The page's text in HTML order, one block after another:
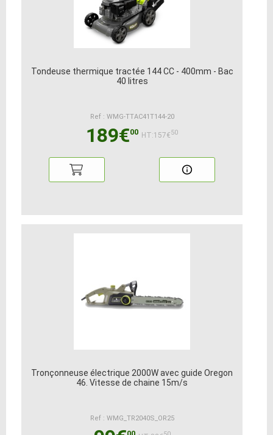
Tondeuse thermique tractée 144 CC - 400mm - Bac
40 litres
Ref : WMG-TTAC41T144-20
189€00 HT:157€50
Tronçonneuse électrique 2000W avec guide Oregon
46. Vitesse de chaine 15m/s
Ref : WMG_TR2040S_OR25